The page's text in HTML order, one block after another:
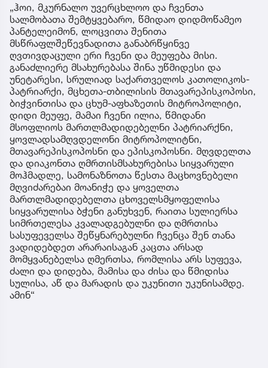
„ჰოი, მკურნალო უვერცხლოო და ჩვენთა
სალმობათა შემტყვებარო, წმიდაო დიდმოწამეო
პანტელეიმონ, ლოცვითა შენითა
მსწრაფლშეწევნადითა განაბრწყინვე
ღვთივდაცული ერი ჩვენი და მეუფება მისი.
განაძლიერე მსახურებასა შინა უწმიდესი და
უნეტარესი, სრულიად საქართველოს კათოლიკოს-
პატრიარქი, მცხეთა-თბილისის მთავარეპისკოპოსი,
ბიჭვინთისა და ცხუმ-აფხაზეთის მიტროპოლიტი,
დიდი მეუფე, მამაი ჩვენი ილია, წმიდანი
მსოფლიოს მართლმადიდებელნი პატრიარქნი,
ყოვლადსამღვდელონი მიტროპოლიტნი,
მთავარეპისკოპოსნი და ეპისკოპოსნი. მღვდელთა
და დიაკონთა ღმრთისმსახურებისა სიყვარული
მოჰმადლე, სამონაზნოთა წესთა მაცხოვნებელი
მღვიძარებაი მოანიჭე და ყოველთა
მართლმადიდებელთა ცხოველსმყოფელისა
სიყვარულისა ბჭენი განუხვენ, რაითა სულიერსა
სიმრთელესა კვალადგებულნი და ღმრთისა
სასუფეველსა შეწყნარებულნი ჩვენცა შენ თანა
ვადიდებდეთ არარაისაგან კაცთა არსად
მომყვანებელსა ღმერთსა, რომლისა არს სუფევა,
ძალი და დიდება, მამისა და ძისა და წმიდისა
სულისა, აწ და მარადის და უკუნითი უკუნისამდე.
ამინ“